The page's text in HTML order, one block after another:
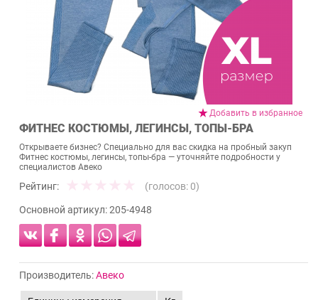
Добавить в избранное
ФИТНЕС КОСТЮМЫ, ЛЕГИНСЫ, ТОПЫ-БРА
Открываете бизнес? Специально для вас скидка на пробный закуп
Фитнес костюмы, легинсы, топы-бра — уточняйте подробности у
специалистов Авеко
Рейтинг: (голосов: 0)
Основной артикул:205-4948
Производитель:Авеко